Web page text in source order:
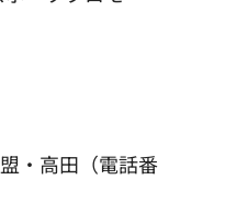
・高田（電話番